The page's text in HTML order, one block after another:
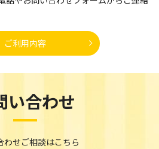
ご利用内容
い合わせ
わせご相談はこちら